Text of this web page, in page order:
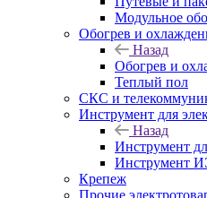
Модульное
Обогрев и
Назад
Обогрев и
Теплый пол
СКС и
Инструмент для
Назад
Инструмент
Инструмент
Крепеж
Прочие